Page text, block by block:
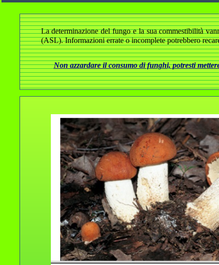
La determinazione del fungo e la sua commestibilità
(ASL). Informazioni errate o incomplete potrebbero
Non azzardare il consumo di funghi, potresti